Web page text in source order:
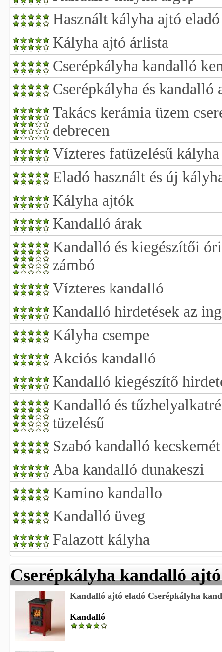
Használt kályha ajtó eladó
Kályha ajtó árlista
Cserépkályha kandalló
Cserépkályha és kandalló
Takács kerámia üzem
debrecen
Vízteres fatüzelésű
Eladó használt és új
Kályha ajtók
Kandalló árak
Kandalló és kiegészítői
zámbó
Vízteres kandalló
Kandalló hirdetések az
Kályha csempe
Akciós kandalló
Kandalló kiegészítő
Kandalló és
tüzelésű
Szabó kandalló kecskemét
Aba kandalló dunakeszi
Kamino kandallo
Kandalló üveg
Falazott kályha
Cserépkályha kandalló ajtó
Kandalló ajtó eladó Cserépkályha
Kandalló